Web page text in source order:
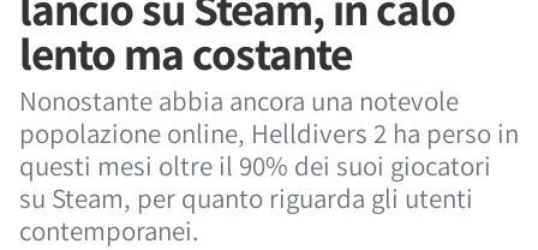
lento ma costante
Nonostante abbia ancora una notevole
popolazione online, Helldivers 2 ha perso in
questi mesi oltre il 90% dei suoi giocatori
su Steam, per quanto riguarda gli utenti
contemporanei.